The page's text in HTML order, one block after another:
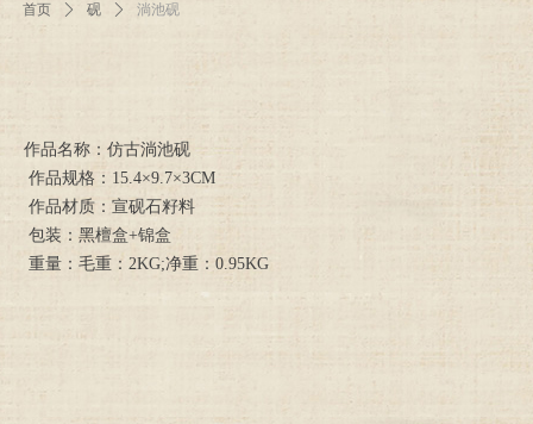
首页 ꄲ 砚 ꄲ 淌池砚
作品名称：仿古淌池砚
作品规格：15.4×9.7×3CM
作品材质：宣砚石籽料
包装：黑檀盒+锦盒
重量：毛重：2KG;净重：0.95KG